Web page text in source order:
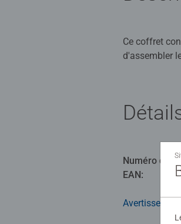
Ce coffret
d'assembler
offrent un
qualité, sûrs
Numéro
EAN: